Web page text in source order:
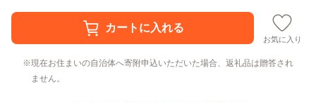
お気に入り
現在お住まいの自治体へ寄附申込いただいた場合、返礼品は贈答され
ません。